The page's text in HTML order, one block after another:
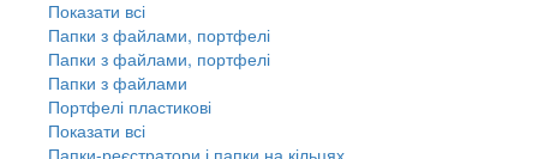
Показати всі
Папки з файлами, портфелі
Папки з файлами, портфелі
Папки з файлами
Портфелі пластикові
Показати всі
Папки-реєстратори і папки на кільцях